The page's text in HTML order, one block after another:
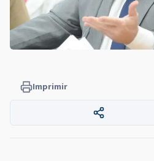
Imprimir